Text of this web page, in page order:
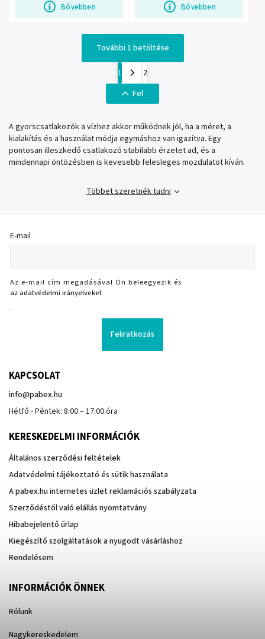
Bővebben Bővebben
További 1 betöltése
1
2
Fel
A gyorscsatlakozók a vízhez akkor működnek jól, ha a méret, a
kialakítás és a használat módja egymáshoz van igazítva. Egy
pontosan illeszkedő csatlakozó stabilabb érzetet ad, és a
mindennapi öntözésben is kevesebb felesleges mozdulatot kíván.
Többet szeretnék tudni
E-mail
Az e-mail cím megadásával Ön beleegyezik és
az adatvédelmi irányelveket
.
Feliratkozás
KAPCSOLAT
info@pabex.hu
Hétfő - Péntek: 8:00 – 17:00 óra
KERESKEDELMI INFORMÁCIÓK
Általános szerződési feltételek
Adatvédelmi tájékoztató és sütik használata
A pabex.hu internetes üzlet reklamációs szabályzata
Szerződéstől való elállás nyomtatvány
Hibabejelentő űrlap
Kiegészítő szolgáltatások a nyugodt vásárláshoz
Rendelésem
INFORMÁCIÓK ÖNNEK
Rólunk
Nagykereskedelem